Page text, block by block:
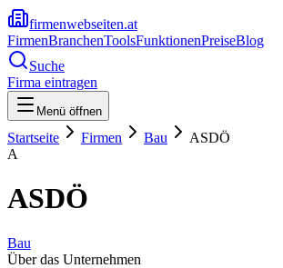
firmenwebseiten.at
FirmenBranchenToolsFunktionenPreiseBlog
Suche
Firma eintragen
Menü öffnen
Startseite Firmen Bau
ASDÖ
A
ASDÖ
Bau
Über das Unternehmen